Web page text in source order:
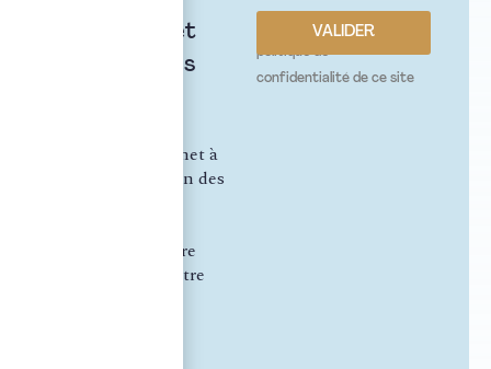
Actualités et
décryptages
Notre cabinet met à
votre disposition des
concernent votre
entreprise et votre
j'ai lu et j'accepte la
politique de
confidentialité de ce site
VALIDER